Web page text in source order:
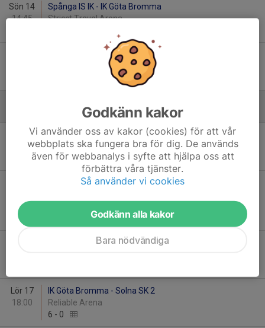
Sön 14
14:45
Spånga IS IK - IK Göta Bromma
Stricct Travel Arena
IK Göta Bromma - Värmdö HC 2
Tor 8
19:00
IK Göta Bromma - Järna SK
Reliable Arena
3 -5
Knivsta IS 2 - IK Göta Bromma
Boo HC 2 - IK Göta Bromma
Lör 17
18:00
IK Göta Bromma - Solna SK 2
Reliable Arena
6 - 0
Godkänn kakor
Vi använder oss av kakor (cookies) för att vår
webbplats ska fungera bra för dig. De används
även för webbanalys i syfte att hjälpa oss att
förbättra våra tjänster.
Så använder vi cookies
Godkänn alla kakor
Bara nödvändiga